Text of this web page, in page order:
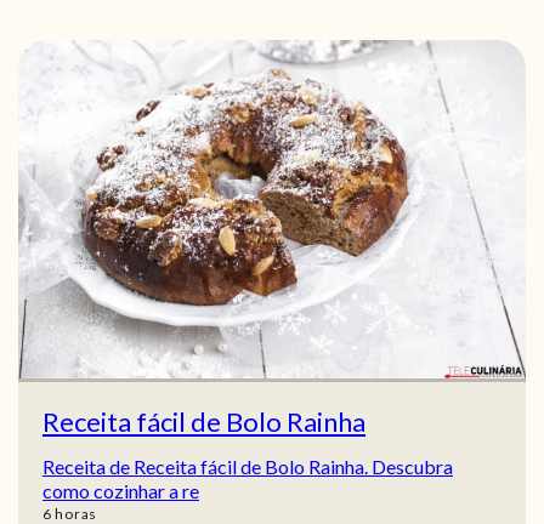
Receita fácil de Bolo Rainha
Receita de Receita fácil de Bolo Rainha. Descubra
como cozinhar a re
6horas
horas